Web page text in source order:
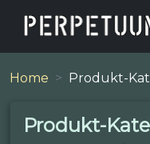
Home Produkt-
Produkt-